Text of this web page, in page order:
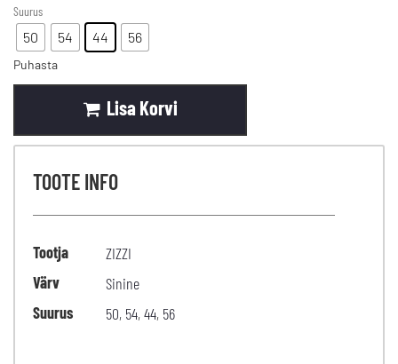
Suurus
50 54 44 56
Puhasta
Lisa Korvi
TOOTE INFO
Tootja
ZIZZI
Värv
Sinine
Suurus
50, 54,44, 56